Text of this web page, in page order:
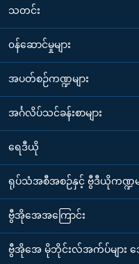
သတင်း
၀န်ဆောင်မှုများ
အပတ်စဉ်ကဏ္ဍများ
အင်္ဂလိပ်သင်ခန်းစာများ
ရေဒီယို
ရုပ်သံအစီအစဉ်နှင့် ဗွီဒီယိုကဏ္ဍမျ
ဗွီအိုအေအကြောင်း
ဗွီအိုအေ မိုဘိုင်းလ်အက်ပ်များ